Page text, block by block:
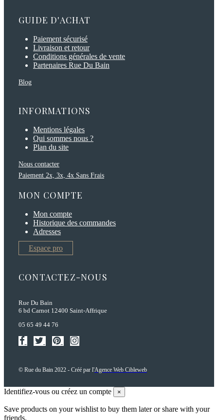
GUIDE D'ACHAT
Paiement sécurisé
Livraison et retour
Conditions générales de vente
Partenaires Rue Du Bain
Blog
INFORMATIONS
Mentions légales
Qui sommes nous ?
Plan du site
Nous contacter
Paiement 2x, 3x, 4x Sans Frais
MON COMPTE
Mon compte
Historique des commandes
Adresses
Espace pro
CONTACTEZ-NOUS
Rue Du Bain
6 bd Carnot 12400 Saint-Affrique
05 65 49 44 76
© Rue du Bain 2022 - Créé par l'Agence Web Cibleweb
Identifiez-vous ou créez un compte ×
Save products on your wishlist to buy them later or share with your
friends.